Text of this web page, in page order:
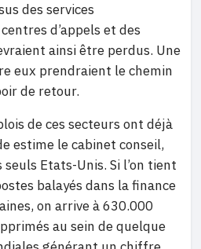
des services
d’appels et des
ainsi être perdus. Une
eux prendraient le chemin
de retour.
de ces secteurs ont déjà
estime le cabinet conseil,
Etats-Unis. Si l’on tient
balayés dans la finance
on arrive à 630.000
au sein de quelque